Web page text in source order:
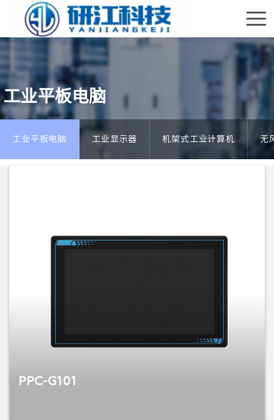
工业平板电脑
工业平板电脑 工业显示器 机架式工业计算机 无
PPC-G101